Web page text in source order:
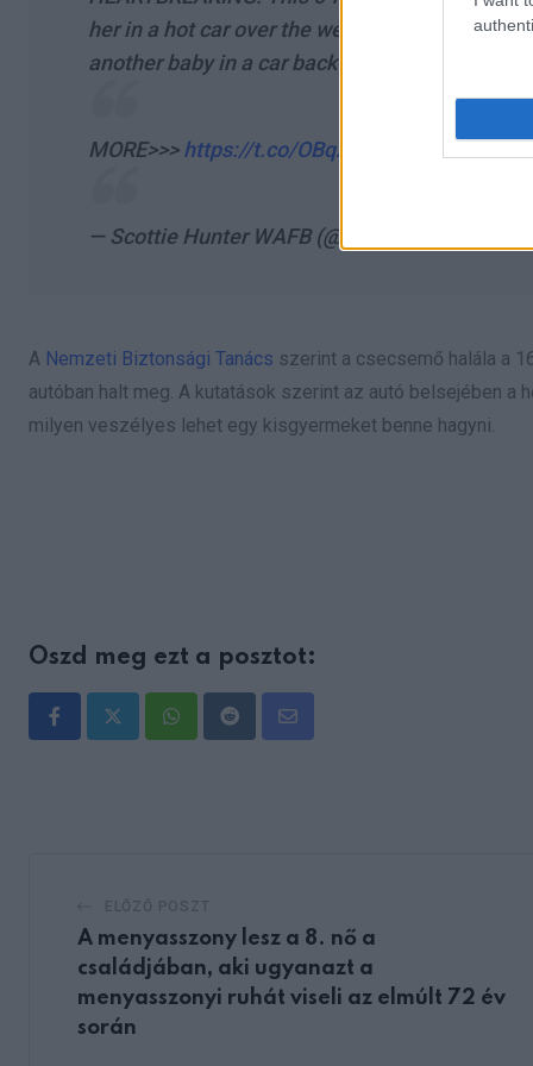
her in a hot car over the weekend. The
another baby in a car back in 2019.
MORE>>>https://t.co/OBqxT7HqjP
— Scottie Hunter WAFB (@ScottieWAFB)
A Nemzeti Biztonsági Tanács szerint a csecsemő halála a
autóban halt meg. A kutatások szerint az autó belsejében
milyen veszélyes lehet egy kisgyermeket benne hagyni.
Oszd meg ezt a posztot:
WhatsappRedditShare
A menyasszony lesz a 8. nő a
családjában, aki ugyanazt a
menyasszonyi ruhát viseli az elmúlt 72 év
során